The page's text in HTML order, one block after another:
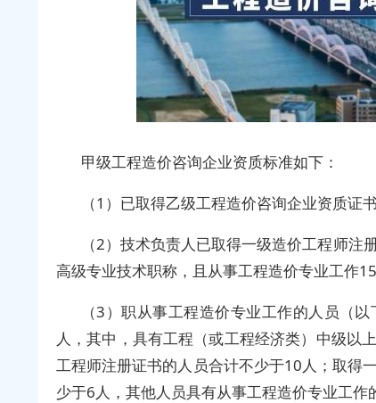
甲级工程造价咨询企业资质标准如下：
（1）已取得乙级工程造价咨询企业资质证
（2）技术负责人已取得一级造价工程师
高级专业技术职称，且从事工程造价专业工作
（3）职从事工程造价专业工作的人员（
人，其中，具有工程（或工程经济类）中级以
工程师注册证书的人员合计不少于10人；取得
少于6人，其他人员具有从事工程造价专业工作